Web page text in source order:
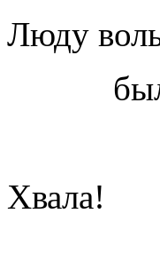
Люду
Хвала!